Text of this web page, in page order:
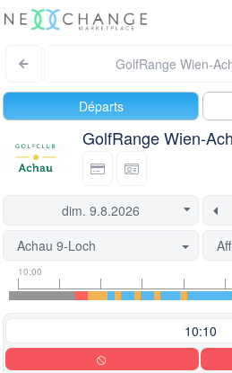
GolfRange Wien-
Départs
GolfRange Wien-
Achau 9-Loch
Informations
sur
de
départ
Informations
sur
de
départ
départ
verrouillée.
10:00
10:10